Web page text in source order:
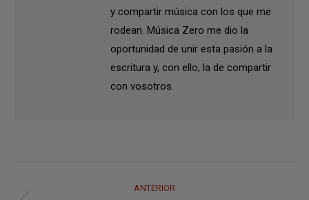
y compartir música con los que me
rodean. Música Zero me dio la
oportunidad de unir esta pasión a la
escritura y, con ello, la de compartir
con vosotros.
ANTERIOR